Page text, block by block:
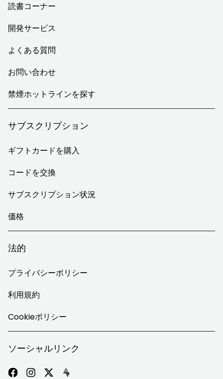
読書コーナー
開発サービス
よくある質問
お問い合わせ
禁煙ホットラインを探す
サブスクリプション
ギフトカードを購入
コードを交換
サブスクリプション状況
価格
法的
プライバシーポリシー
利用規約
Cookieポリシー
ソーシャルリンク